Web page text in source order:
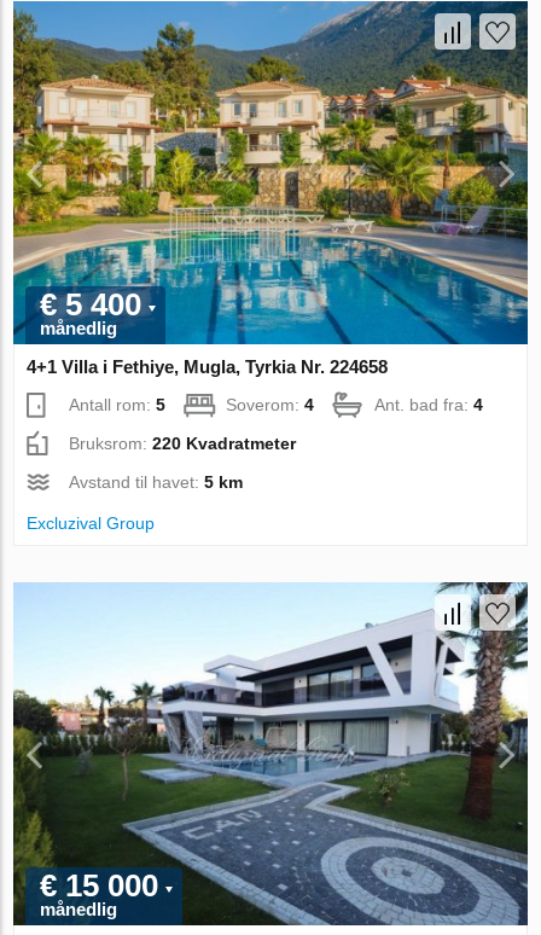
€ 5 400
månedlig
4+1 Villa i Fethiye, Mugla, Tyrkia Nr. 224658
Antall rom:5 Soverom:4 Ant. bad fra:4
Bruksrom:220 Kvadratmeter
Avstand til havet:5 km
Excluzival Group
€ 15 000
månedlig